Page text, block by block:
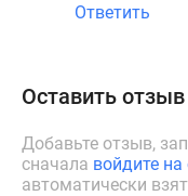
Ответить
Оставить отзыв
Добавьте отзыв,
сначала войдите на
автоматически